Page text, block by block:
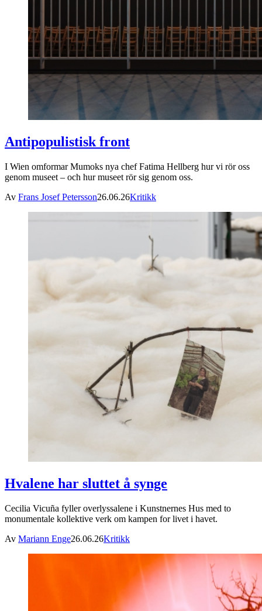
Antipopulistisk front
I Wien omformar Mumoks nya chef Fatima Hellberg hur vi rör oss
genom museet – och hur museet rör sig genom oss.
Av Frans Josef Petersson26.06.26Kritikk
Hvalene har sluttet å synge
Cecilia Vicuña fyller overlyssalene i Kunstnernes Hus med to
monumentale kollektive verk om kampen for livet i havet.
Av Mariann Enge26.06.26Kritikk